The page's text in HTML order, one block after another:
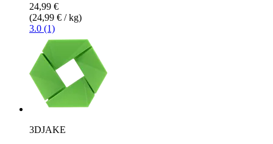
24,99 €
(24,99 € / kg)
3.0 (1)
3DJAKE